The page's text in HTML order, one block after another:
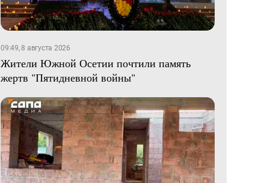
09:49, 8 августа 2026
Жители Южной Осетии почтили память
жертв "Пятидневной войны"